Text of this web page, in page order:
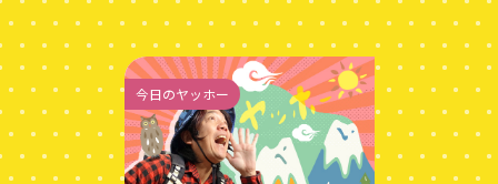
今日のヤッホー